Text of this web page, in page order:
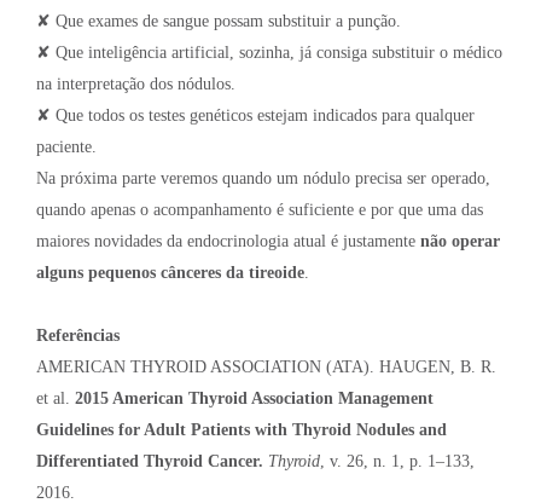
✘ Que exames de sangue possam substituir a punção.
✘ Que inteligência artificial, sozinha, já consiga substituir o médico
na interpretação dos nódulos.
✘ Que todos os testes genéticos estejam indicados para qualquer
paciente.
Na próxima parte veremos quando um nódulo precisa ser operado,
quando apenas o acompanhamento é suficiente e por que uma das
maiores novidades da endocrinologia atual é justamente não operar
alguns pequenos cânceres da tireoide
Referências
AMERICAN THYROID ASSOCIATION (ATA). HAUGEN, B. R.
et al. 2015 American Thyroid Association Management
Guidelines for Adult Patients with Thyroid Nodules and
Differentiated Thyroid Cancer. Thyroid , v. 26, n. 1, p. 1–133,
2016.